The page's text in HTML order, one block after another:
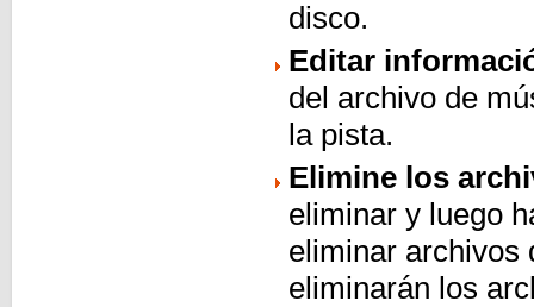
disco.
Editar
del archivo de
la pista.
Elimine los
eliminar y luego
eliminar archivos
eliminarán los